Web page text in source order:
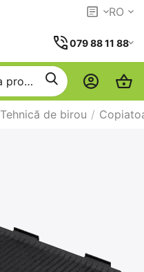
RO
079 88 11 88
Tehnică de birou /